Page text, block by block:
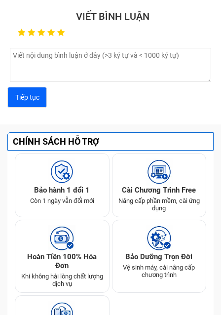
Samsung Galaxy Tab S2 8
Thu Mua 80% Giá Bán Trên
Samsung Galaxy Tab A
Thị Trường
Samsung Galaxy Tab E
VIẾT BÌNH LUẬN
CHÍNH SÁCH HỖ TRỢ
Bảo hành 1 đổi 1
Còn 1 ngày vẫn đổi mới
Cài Chương Trình Free
Nâng cấp phần mềm, cài ứng
dụng
Hoàn Tiền 100% Hóa
Đơn
Khi không hài lòng chất lượng
dịch vụ
Bảo Dưỡng Trọn Đời
Vệ sinh máy, cài nâng cấp
chương trình